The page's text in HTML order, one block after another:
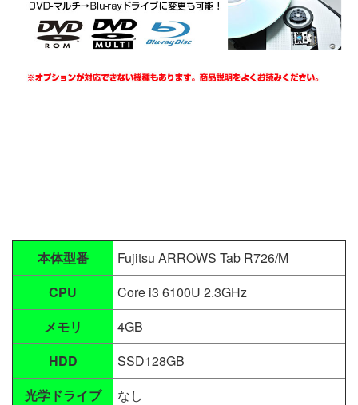
本体型番
Fujitsu ARROWS Tab R726/M
CPU
Core i3 6100U 2.3GHz
メモリ
4GB
HDD
SSD128GB
光学ドライブ
なし